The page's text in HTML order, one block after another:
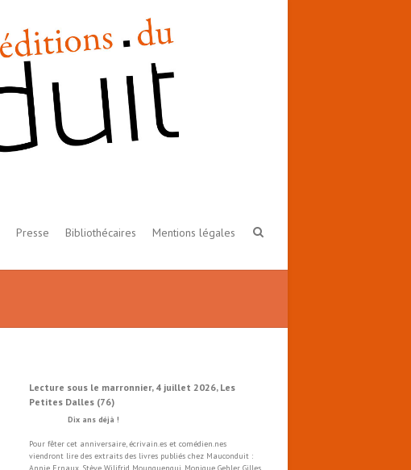
Presse Bibliothécaires Mentions légales
Lecture sous le marronnier, 4 juillet 2026, Les
Petites Dalles (76)
Dix ans déjà !
Pour fêter cet anniversaire, écrivain.es et comédien.nes
viendront lire des extraits des livres publiés chez Mauconduit :
Annie Ernaux, Stève Wilifrid Mounguengui, Monique Gehler, Gilles